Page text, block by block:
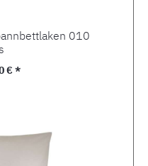
010
€ *